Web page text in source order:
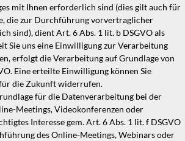
mit Ihnen erforderlich sind (dies gilt auch für
die zur Durchführung vorvertraglicher
sind), dient Art. 6 Abs. 1 lit. b DSGVO als
Sie uns eine Einwilligung zur Verarbeitung
erfolgt die Verarbeitung auf Grundlage von
Eine erteilte Einwilligung können Sie
die Zukunft widerrufen.
für die Datenverarbeitung bei der
Meetings, Videokonferenzen oder
Interesse gem. Art. 6 Abs. 1 lit. f DSGVO
des Online-Meetings, Webinars oder